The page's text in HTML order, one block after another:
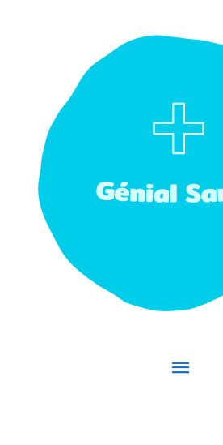
Menu